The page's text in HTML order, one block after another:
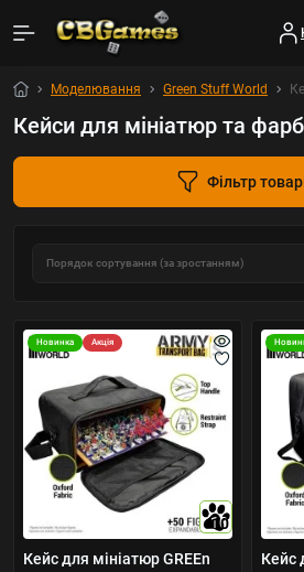
Моделювання Green Stuff World
Кейси для мініатюр та фарб
Фільтр
Новинка Акція
10
Кейс для мініатюр GREEn
Кейс